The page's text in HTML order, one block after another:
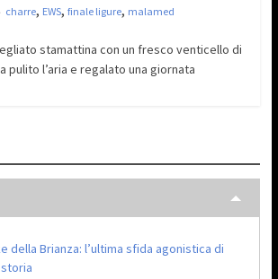
charre, EWS, finale ligure, malamed
stamattina con un fresco venticello di
pulito l’aria e regalato una giornata
della Brianza: l’ultima sfida agonistica di